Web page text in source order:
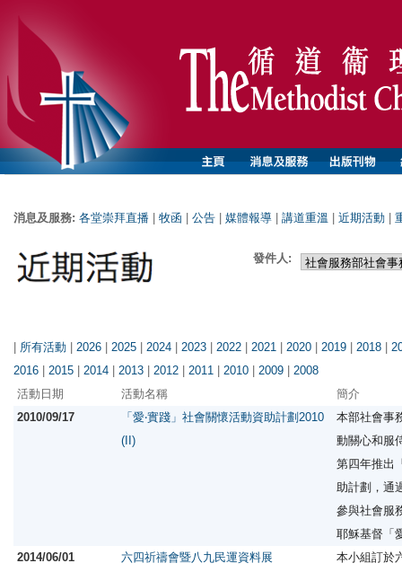
消息及服務: 各堂崇拜直播 牧函 公告 媒體報導 講道重溫 近期活動
發件人:
| 所有活動 | 2026 | 2025 | 2024 | 2023 | 2022 | 2021 | 2020 | 2019 | 2018 |
2016 | 2015 | 2014 | 2013 | 2012 | 2011 | 2010 | 2009 | 2008
活動日期
活動名稱
簡介
2010/09/17
「愛‧實踐」社會關懷活動資助計劃2010
(II)
本部社會事
動關心和服
第四年推出
助計劃，通
參與社會服
耶穌基督「
2014/06/01
六四祈禱會暨八九民運資料展
本小組訂於